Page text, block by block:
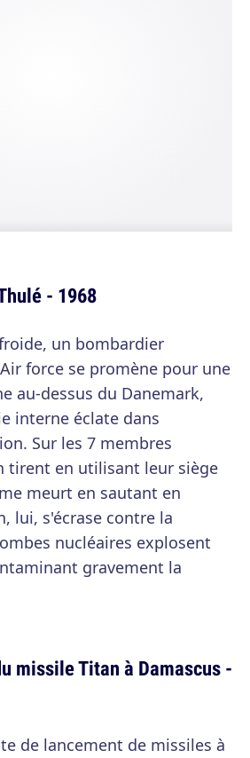
- 1968
un bombardier
force se promène pour une
au-dessus du Danemark,
interne éclate dans
Sur les 7 membres
tirent en utilisant leur siège
meurt en sautant en
lui, s'écrase contre la
nucléaires explosent
gravement la
missile Titan à Damascus -
de lancement de missiles à